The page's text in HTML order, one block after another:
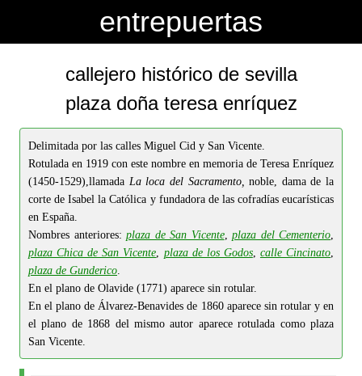
entrepuertas
callejero histórico de sevilla
plaza doña teresa enríquez
Delimitada por las calles Miguel Cid y San Vicente.
Rotulada en 1919 con este nombre en memoria de Teresa Enríquez
(1450-1529),llamada La loca del Sacramento, noble, dama de la
corte de Isabel la Católica y fundadora de las cofradías eucarísticas
en España.
Nombres anteriores: plaza de San Vicente, plaza del Cementerio,
plaza Chica de San Vicente, plaza de los Godos, calle Cincinato,
plaza de Gunderico.
En el plano de Olavide (1771) aparece sin rotular.
En el plano de Álvarez-Benavides de 1860 aparece sin rotular y en
el plano de 1868 del mismo autor aparece rotulada como plaza
San Vicente.